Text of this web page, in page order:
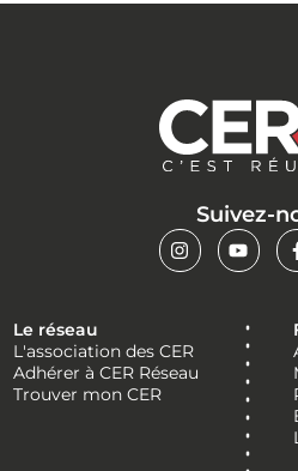
Suivez-
Le réseau
L'association des CER
Adhérer à CER Réseau
Trouver mon CER